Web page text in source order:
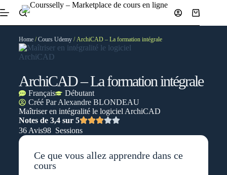
Home/Cours Udemy/ ArchiCAD – La formation intégrale
ArchiCAD – La formation intégrale
Français
Débutant
Créé ParAlexandre BLONDEAU
Maîtriser en intégralité le logiciel ArchiCAD
Notes de 3,4 sur 5
36 Avis98 Sessions
Ce que vous allez apprendre dans ce
cours